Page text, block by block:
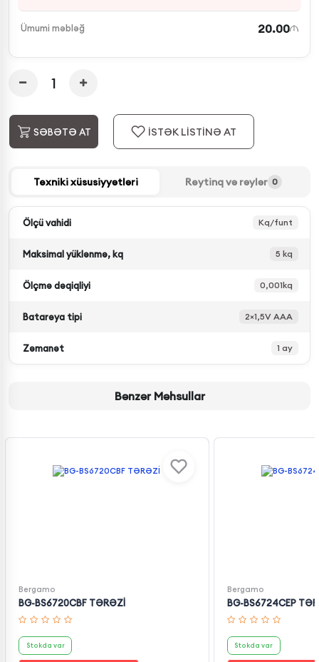
Ümumi məbləğ 20.00
SƏBƏTƏ AT İSTƏK LİSTİNƏ AT
Texniki xüsusiyyətləri Reytinq və rəylər 0
Ölçü vahidi Kq/funt
Maksimal yüklənmə, kq 5 kq
Ölçmə dəqiqliyi 0,001kq
Batareya tipi 2×1,5V AAA
Zəmanət 1 ay
Bənzər Məhsullar
Bergamo
BG-BS6720CBF TƏRƏZİ
Stokda var
Bergamo
BG-BS6724CEP
Stokda var